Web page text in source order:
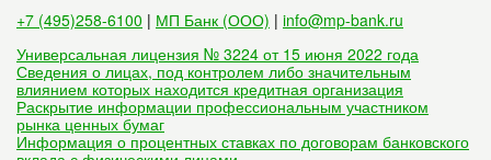
+7 (495)258-6100 | МП Банк (ООО) | info@mp-bank.ru
Универсальная лицензия № 3224 от 15 июня 2022 года
Сведения о лицах, под контролем либо значительным
влиянием которых находится кредитная организация
Раскрытие информации профессиональным участником
рынка ценных бумаг
Информация о процентных ставках по договорам банковского